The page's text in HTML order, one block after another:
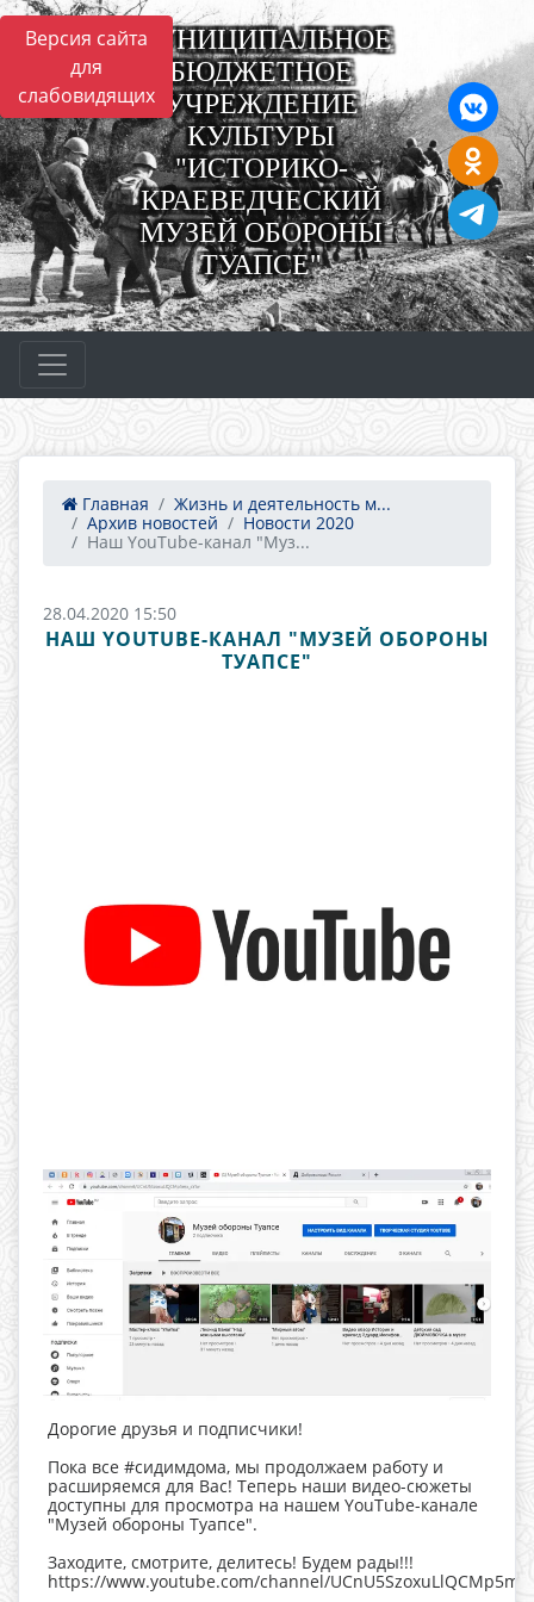
Версия сайта
для
слабовидящих
МУНИЦИПАЛЬНОЕ
БЮДЖЕТНОЕ
УЧРЕЖДЕНИЕ
КУЛЬТУРЫ
"ИСТОРИКО-
КРАЕВЕДЧЕСКИЙ
МУЗЕЙ ОБОРОНЫ
ТУАПСЕ"
Главная
Жизнь и деятельность м...
Архив новостей
Новости 2020
Наш YouTube-канал "Муз...
28.04.2020 15:50
НАШ YOUTUBE-КАНАЛ "МУЗЕЙ ОБОРОНЫ
ТУАПСЕ"
Дорогие друзья и подписчики!
Пока все #сидимдома, мы продолжаем работу и
расширяемся для Вас! Теперь наши видео-сюжеты
доступны для просмотра на нашем YouTube-канале
"Музей обороны Туапсе".
Заходите, смотрите, делитесь! Будем рады!!!
https://www.youtube.com/channel/